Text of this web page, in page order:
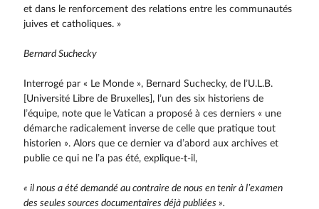
et dans le renforcement des relations entre les communautés
juives et catholiques. »
Bernard Suchecky
Interrogé par « Le Monde », Bernard Suchecky, de l’U.L.B.
[Université Libre de Bruxelles], l’un des six historiens de
l’équipe, note que le Vatican a proposé à ces derniers « une
démarche radicalement inverse de celle que pratique tout
historien ». Alors que ce dernier va d’abord aux archives et
publie ce qui ne l’a pas été, explique-t-il,
« il nous a été demandé au contraire de nous en tenir à l’examen
des seules sources documentaires déjà publiées ».